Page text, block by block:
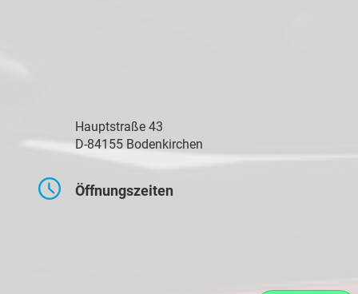
Hauptstraße 43
D-84155 Bodenkirchen
Öffnungszeiten